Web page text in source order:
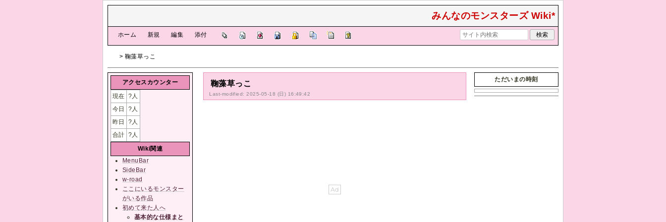
みんなのモンスターズ Wiki*
ホーム 新規 編集 添付
> 鞠藻草っこ
鞠藻草っこ
Last-modified: 2025-05-18 (日) 16:49:42
ただいまの時刻
アクセスカウンター
現在 ?人
今日
?人
昨日
?人
合計 ?人
Wiki関連
MenuBar
SideBar
w-road
ここにいるモンスター
がいる作品
初めて来た人へ
基本的な仕様まと